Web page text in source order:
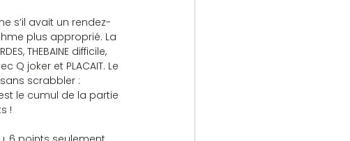
s’il avait un rendez-
plus approprié. La
THEBAINE difficile,
Q joker et PLACAIT. Le
scrabbler :
le cumul de la partie
!